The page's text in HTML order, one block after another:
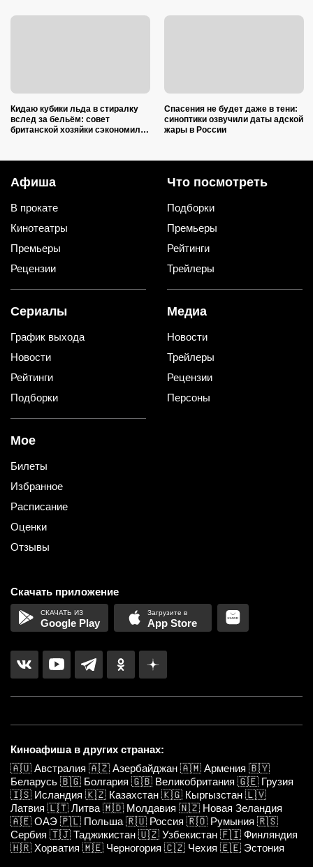
Кидаю кубики льда в стиралку
вслед за бельём: совет
британской хозяйки сэкономил
Спасения не будет даже в тени:
синоптики озвучили даты адской
жары в России
Афиша
В прокате
Кинотеатры
Премьеры
Рецензии
Что посмотреть
Подборки
Премьеры
Рейтинги
Трейлеры
Сериалы
График выхода
Новости
Рейтинги
Подборки
Медиа
Новости
Трейлеры
Рецензии
Персоны
Мое
Билеты
Избранное
Расписание
Оценки
Отзывы
Скачать приложение
Google Play App Store
Киноафиша в других странах:
🇦🇺 Австралия 🇦🇿 Азербайджан 🇦🇲 Армения 🇧🇾
Беларусь 🇧🇬 Болгария 🇬🇧 Великобритания 🇬🇪 Грузия
🇮🇸 Исландия 🇰🇿 Казахстан 🇰🇬 Кыргызстан 🇱🇻
Латвия 🇱🇹 Литва 🇲🇩 Молдавия 🇳🇿 Новая Зеландия
🇦🇪 ОАЭ 🇵🇱 Польша 🇷🇺 Россия 🇷🇴 Румыния 🇷🇸
Сербия 🇹🇯 Таджикистан 🇺🇿 Узбекистан 🇫🇮 Финляндия
🇭🇷 Хорватия 🇲🇪 Черногория 🇨🇿 Чехия 🇪🇪 Эстония